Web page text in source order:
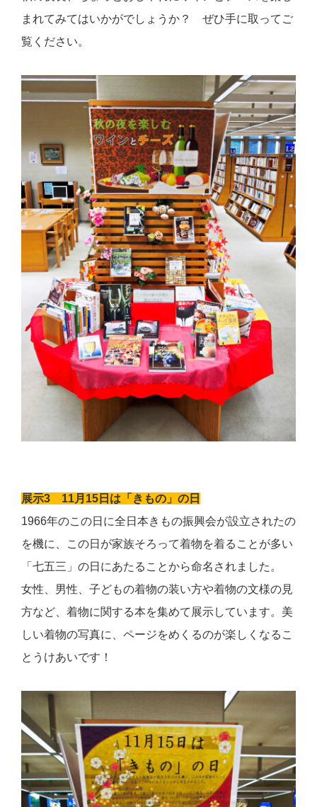
まれてみてはいかがでしょうか？ ぜひ手に取ってご
覧ください。
展示3 11月 15 日は「きもの」の日
1966年のこの日に全日本きもの振興会が設立されたの
を機に、この日が家族そろって着物を着ることが多い
「七五三」の日にあたることから命名されました。
女性、男性、子どもの着物の装い方や着物の文様の見
方など、着物に関する本を集めて展示しています。美
しい着物の写真に、ページをめくるのが楽しくなるこ
とうけあいです！